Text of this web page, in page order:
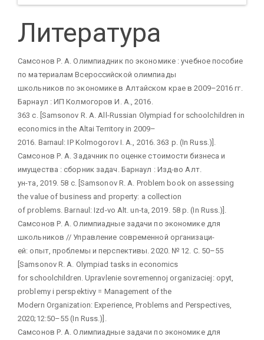
Литература
Самсонов Р. А. Олимпиадник по экономике : учебное пособие
по материалам Всероссийской олимпиады
школьников по экономике в Алтайском крае в 2009–2016 гг.
Барнаул : ИП Колмогоров И. А., 2016.
363 с. [Samsonov R. A. All-Russian Olympiad for schoolchildren in
economics in the Altai Territory in 2009–
2016. Barnaul: IP Kolmogorov I. A., 2016. 363 p. (In Russ.)].
Самсонов Р. А. Задачник по оценке стоимости бизнеса и
имущества : сборник задач. Барнаул : Изд-во Алт.
ун-та, 2019. 58 с. [Samsonov R. A. Problem book on assessing
the value of business and property: a collection
of problems. Barnaul: Izd-vo Alt. un-ta, 2019. 58 p. (In Russ.)].
Самсонов Р. А. Олимпиадные задачи по экономике для
школьников // Управление современной организаци-
ей: опыт, проблемы и перспективы. 2020. № 12. С. 50–55
[Samsonov R. A. Olympiad tasks in economics
for schoolchildren. Upravlenie sovremennoj organizaciej: opyt,
problemy i perspektivy = Management of the
Modern Organization: Experience, Problems and Perspectives,
2020;12:50–55 (In Russ.)].
Самсонов Р. А. Олимпиадные задачи по экономике для